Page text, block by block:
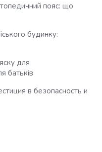
пояс: що
будинку:
для
батьків
в безопасность и